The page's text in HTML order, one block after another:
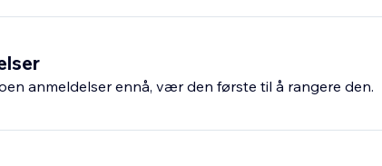
first AI-powered popup in under 60 seconds—no
anmeldelser ennå, vær den første til å rangere den.